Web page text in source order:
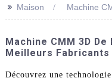
>> Maison Machine
Machine CMM 3D
Meilleurs Fabricants
Découvrez une